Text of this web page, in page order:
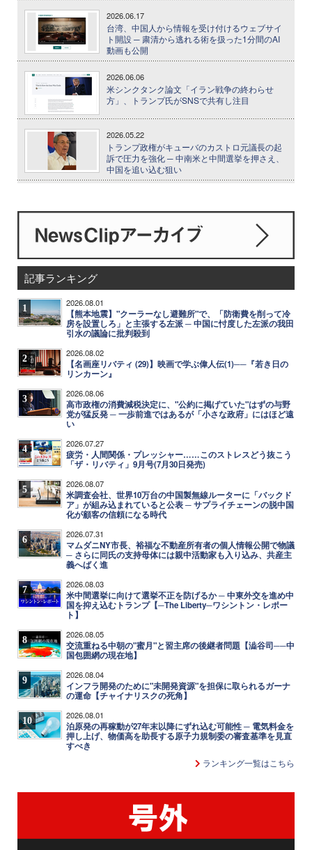
2026.06.17
台湾、中国人から情報を受け付けるウェブサイ
ト開設 ─ 粛清から逃れる術を扱った1分間のAI
動画も公開
2026.06.06
米シンクタンク論文「イラン戦争の終わらせ
方」、トランプ氏がSNSで共有し注目
2026.05.22
トランプ政権がキューバのカストロ元議長の起
訴で圧力を強化 ─ 中南米と中間選挙を押さえ、
中国を追い込む狙い
記事ランキング
1 2026.08.01
【熊本地震】"クーラーなし避難所"で、「防衛費を削って冷
房を設置しろ」と主張する左派 ─ 中国に忖度した左派の我田
引水の議論に批判殺到
2 2026.08.02
【名画座リバティ (29)】映画で学ぶ偉人伝(1)──『若き日の
リンカーン』
3 2026.08.06
高市政権の消費減税決定に、"公約に掲げていた"はずの与野
党が猛反発 ─ 一歩前進ではあるが「小さな政府」にはほど遠
い
4 2026.07.27
疲労・人間関係・プレッシャー……このストレスどう抜こう
「ザ・リバティ」9月号(7月30日発売)
5 2026.08.07
米調査会社、世界10万台の中国製無線ルーターに「バックド
ア」が組み込まれていると公表 ─ サプライチェーンの脱中国
化が顧客の信頼になる時代
6 2026.07.31
マムダニNY市長、裕福な不動産所有者の個人情報公開で物議
─ さらに同氏の支持母体には親中活動家も入り込み、共産主
義へばく進
7 2026.08.03
米中間選挙に向けて選挙不正を防げるか ─ 中東外交を進め中
国を抑え込むトランプ【─The Liberty─ワシントン・レポー
ト】
8 2026.08.05
交流重ねる中朝の"蜜月"と習主席の後継者問題【澁谷司──中
国包囲網の現在地】
9 2026.08.04
インフラ開発のために"未開発資源"を担保に取られるガーナ
の運命【チャイナリスクの死角】
10 2026.08.01
泊原発の再稼動が27年末以降にずれ込む可能性 ─ 電気料金を
押し上げ、物価高を助長する原子力規制委の審査基準を見直
すべき
ランキング一覧はこちら